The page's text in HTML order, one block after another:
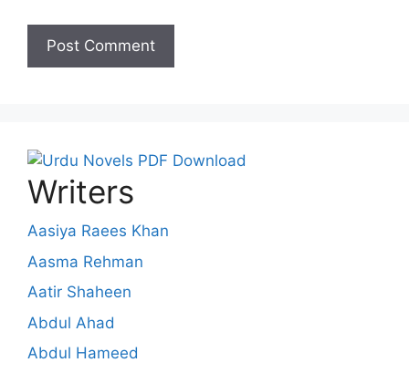
Writers
Aasiya Raees Khan
Aasma Rehman
Aatir Shaheen
Abdul Ahad
Abdul Hameed